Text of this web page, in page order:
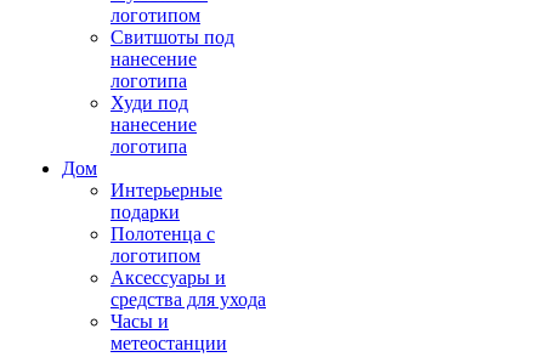
логотипом
Свитшоты под
нанесение
логотипа
Худи под
нанесение
логотипа
Дом
Интерьерные
подарки
Полотенца с
логотипом
Аксессуары и
средства для ухода
Часы и
метеостанции